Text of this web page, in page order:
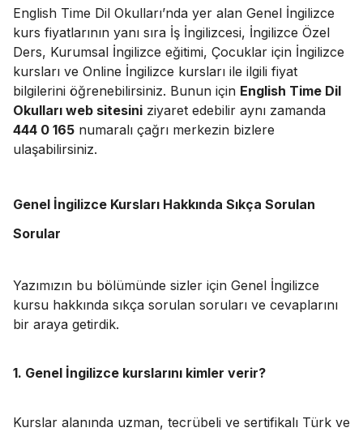
English Time Dil Okulları’nda yer alan Genel İngilizce
kurs fiyatlarının yanı sıra İş İngilizcesi, İngilizce Özel
Ders, Kurumsal İngilizce eğitimi, Çocuklar için İngilizce
kursları ve Online İngilizce kursları ile ilgili fiyat
bilgilerini öğrenebilirsiniz. Bunun için English Time Dil
Okulları web sitesini ziyaret edebilir aynı zamanda
444 0 165 numaralı çağrı merkezin bizlere
ulaşabilirsiniz.
Genel İngilizce Kursları Hakkında Sıkça Sorulan
Sorular
Yazımızın bu bölümünde sizler için Genel İngilizce
kursu hakkında sıkça sorulan soruları ve cevaplarını
bir araya getirdik.
1. Genel İngilizce kurslarını kimler verir?
Kurslar alanında uzman, tecrübeli ve sertifikalı Türk ve